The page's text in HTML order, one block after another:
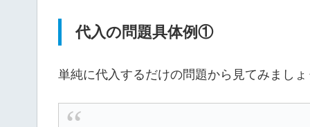
代入の問題具体例①
単純に代入するだけの問題から見てみましょ